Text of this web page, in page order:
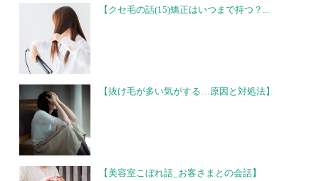
【クセ毛の話(15)矯正はいつまで持つ？...
【抜け毛が多い気がする…原因と対処法】
【美容室こぼれ話_お客さまとの会話】